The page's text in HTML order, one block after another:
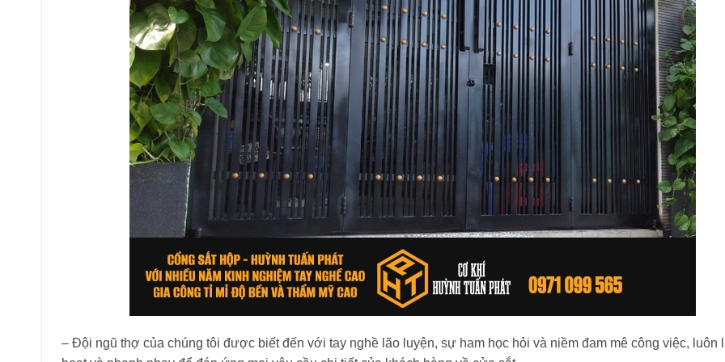
– Đội ngũ thợ của chúng tôi được biết đến với tay nghề lão luyện, sự ham học hỏi và niềm đam mê công việc, luôn